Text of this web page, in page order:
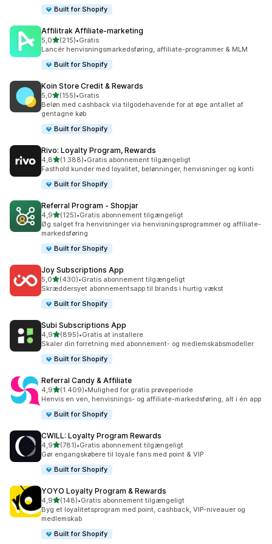
Built for Shopify
Affilitrak Affiliate‑marketing
5,0ud af 5 stjerner
(215)
215 anmeldelser i alt
•Gratis
Lancér henvisningsmarkedsføring, affiliate-programmer & MLM
Built for Shopify
Koin Store Credit & Rewards
5,0ud af 5 stjerner
(155)
155 anmeldelser i alt
•Gratis
Beløn med cashback via tilgodehavende for at øge antallet af
gentagne køb
Built for Shopify
Rivo: Loyalty Program, Rewards
4,8ud af 5 stjerner
(1.388)
1388 anmeldelser i alt
•Gratis abonnement tilgængeligt
Fasthold kunder med loyalitet, belønninger, henvisninger og konti
Built for Shopify
Referral Program ‑ Shopjar
4,9ud af 5 stjerner
(125)
125 anmeldelser i alt
•Gratis abonnement tilgængeligt
Øg salget fra henvisninger via henvisningsprogrammer og affiliate-
markedsføring
Built for Shopify
Joy Subscriptions App
5,0ud af 5 stjerner
(430)
430 anmeldelser i alt
•Gratis abonnement tilgængeligt
Skræddersyet abonnementsapp til brands i hurtig vækst
Built for Shopify
Subi Subscriptions App
4,9ud af 5 stjerner
(895)
895 anmeldelser i alt
•Gratis at installere
Skaler din forretning med abonnement- og medlemskabsmodeller.
Built for Shopify
Referral Candy & Affiliate
4,9ud af 5 stjerner
(1.409)
1409 anmeldelser i alt
•Mulighed for gratis prøveperiode
Henvis en ven, henvisnings- og affiliate-markedsføring, alt i én app
Built for Shopify
CWILL: Loyalty Program Rewards
4,9ud af 5 stjerner
(781)
781 anmeldelser i alt
•Gratis abonnement tilgængeligt
Gør engangskøbere til loyale fans med point & VIP
Built for Shopify
YOYO Loyalty Program & Rewards
4,9ud af 5 stjerner
(148)
148 anmeldelser i alt
•Gratis abonnement tilgængeligt
Byg et loyalitetsprogram med point, cashback, VIP-niveauer og
medlemskab
Built for Shopify